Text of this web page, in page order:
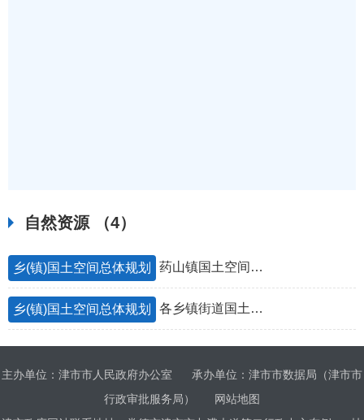
自然资源 （4）
乡(镇)国土空间总体规划 药山镇国土空间规划（2021—2035年）》成果公告
乡(镇)国土空间总体规划 各乡镇街道国土空间分布情况
主办单位：津市市人民政府办公室
承办单位：津市市数据局（津市市
行政审批服务局）
网站地图